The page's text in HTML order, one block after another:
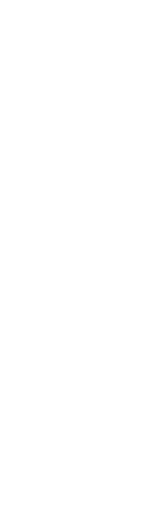
Untergründe
die Möglichkeit,
Optisch
bei ein
für schwere oder
E Roller.
von